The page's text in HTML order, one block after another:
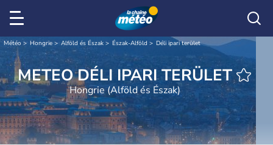
Météo Hongrie Alföld és Észak Észak-Alföld Déli ipari terület
METEO DÉLI IPARI TERÜLET
Hongrie (Alföld és Észak)